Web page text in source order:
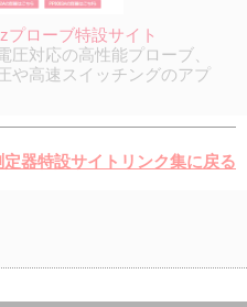
プローブ特設サイト
圧対応の高性能プローブ、
や高速スイッチングのアプ
定器特設サイトリンク集に戻る